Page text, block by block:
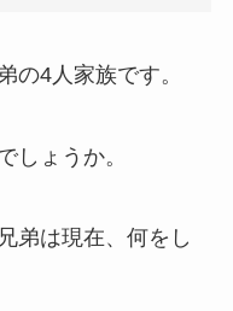
の4人家族です。
しょうか。
弟は現在、何をし